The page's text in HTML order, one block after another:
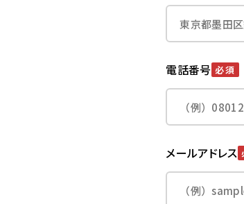
電話番号 必須
メールアドレス